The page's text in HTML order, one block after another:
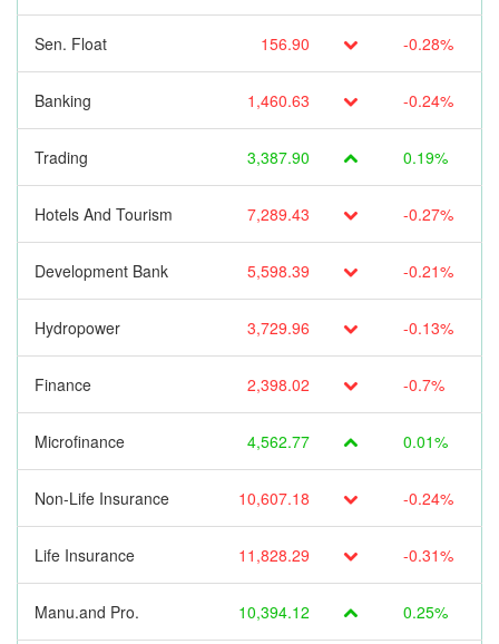
Sen. Float 156.90 -0.28%
Banking 1,460.63 -0.24%
Trading 3,387.90 0.19%
Hotels And Tourism 7,289.43 -0.27%
Development Bank 5,598.39 -0.21%
Hydropower 3,729.96 -0.13%
Finance 2,398.02 -0.7%
Microfinance 4,562.77 0.01%
Non-Life Insurance 10,607.18 -0.24%
Life Insurance 11,828.29 -0.31%
Manu.and Pro. 10,394.12 0.25%